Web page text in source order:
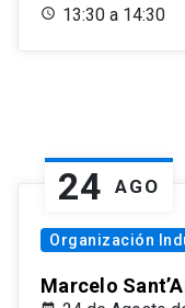
13:30 a 14:30
24 AGO
Organización
Marcelo